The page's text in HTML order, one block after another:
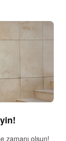
zamanı olsun!